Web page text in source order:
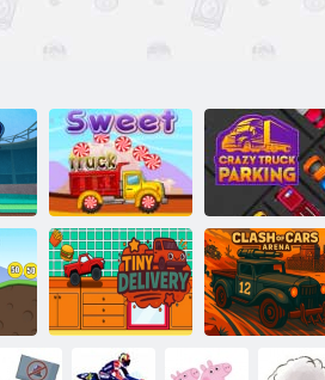
ﺓﻮﻠﺣ ﺔﻨﺣﺎﺷ
ﻥﻮﻨﺠﻣ ﺔﻨﺣﺎﺸﻟﺍ
ﺕﺍﺭﺎﻴﺴﻟﺍ ﻑﻮﻗﻭ